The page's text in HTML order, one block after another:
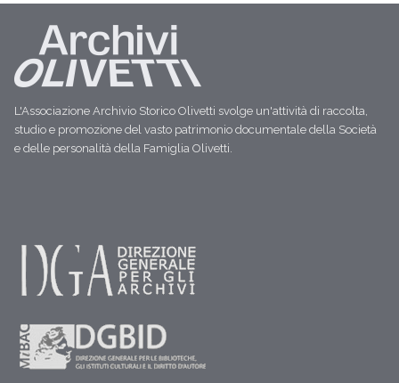
L'Associazione Archivio Storico Olivetti svolge un'attività di raccolta,
studio e promozione del vasto patrimonio documentale della Società
e delle personalità della Famiglia Olivetti.